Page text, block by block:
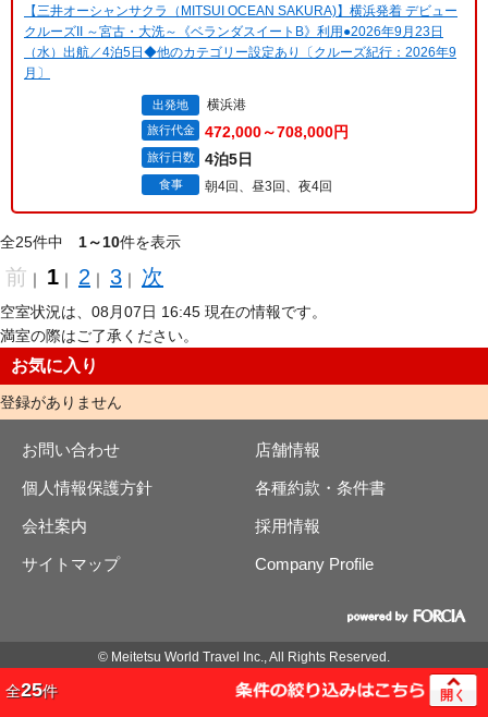
【三井オーシャンサクラ（MITSUI OCEAN SAKURA)】横浜発着 デビュー
クルーズII ～宮古・大洗～《ベランダスイートB》利用●2026年9月23日
（水）出航／4泊5日◆他のカテゴリー設定あり〔クルーズ紀行：2026年9
月〕
出発地 横浜港
旅行代金 472,000～708,000円
旅行日数 4泊5日
食事 朝4回、昼3回、夜4回
全25件中 1～10件を表示
前 ｜ 1 ｜ 2 ｜ 3 ｜ 次
空室状況は、08月07日 16:45 現在の情報です。
満室の際はご了承ください。
お気に入り
登録がありません
お問い合わせ 店舗情報
個人情報保護方針 各種約款・条件書
会社案内 採用情報
サイトマップ Company Profile
© Meitetsu World Travel Inc., All Rights Reserved.
全25件 開く